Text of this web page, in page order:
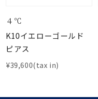
４℃
K10イエローゴールド
ピアス
¥39,600(tax in)